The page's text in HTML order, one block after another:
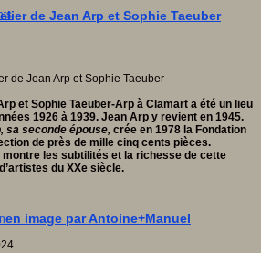
de Jean Arp et Sophie Taeuber
et Sophie Taeuber-Arp à Clamart a été un lieu
1926 à 1939. Jean Arp y revient en 1945.
sa seconde épouse, crée en 1978 la Fondation
de près de mille cinq cents pièces.
montre les subtilités et la richesse de cette
du XXe siècle.
image par Antoine+Manuel